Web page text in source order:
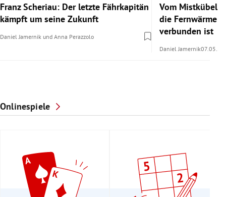
Franz Scheriau: Der letzte Fährkapitän
kämpft um seine Zukunft
Daniel Jamernik und Anna Perazzolo
Vom Mistkübel
die Fernwärme
verbunden ist
Daniel Jamernik
Onlinespiele